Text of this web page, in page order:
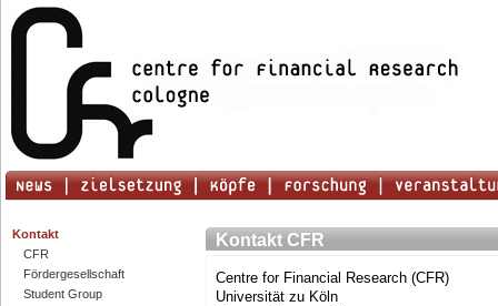
Kontakt
CFR
Fördergesellschaft
Student Group
Kontakt CFR
Centre for Financial Research (CFR)
Universität zu Köln